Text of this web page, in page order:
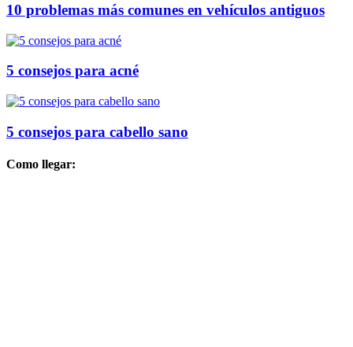
10 problemas más comunes en vehículos antiguos
5 consejos para acné
5 consejos para cabello sano
Como llegar: